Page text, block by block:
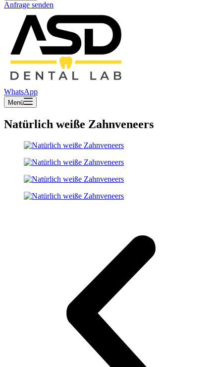
Anfrage senden
WhatsApp
Menü
Natürlich weiße Zahnveneers